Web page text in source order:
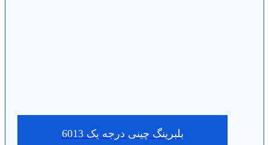
بلبرینگ چینی درجه یک 6013